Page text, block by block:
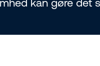
kan gøre det